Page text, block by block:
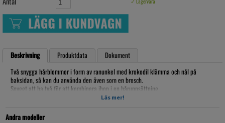
Beskrivning Produktdata
Dokument
Två snygga hårblommor i form av ranunkel med krokodil klämma och nål på
baksidan, så kan du använda den även som en brosch.
Snyggt att ha två för att kombinera ihop i en håruppsättning.
Artikelnr: lb17028
Läs mer!
Andra modeller